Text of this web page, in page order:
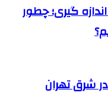
گیری؛ چطور
شرق تهران